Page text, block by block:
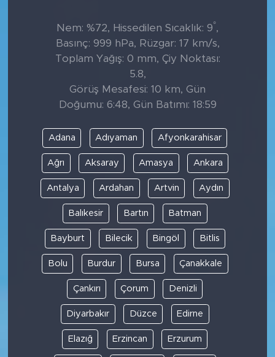
Nem: %72, Hissedilen Sıcaklık: 9°,
Basınç: 999 hPa, Rüzgar: 17 km/s,
Toplam Yağış: 0 mm, Çiy Noktası:
5.8,
Görüş Mesafesi: 10 km, Gün
Doğumu: 6:48, Gün Batımı: 18:59
Adana Adıyaman Afyonkarahisar
Ağrı Aksaray Amasya Ankara
Antalya Ardahan Artvin Aydın
Balıkesir Bartın Batman
Bayburt Bilecik Bingöl Bitlis
Bolu Burdur Bursa Çanakkale
Çankırı Çorum Denizli
Diyarbakır Düzce Edirne
Elazığ Erzincan Erzurum